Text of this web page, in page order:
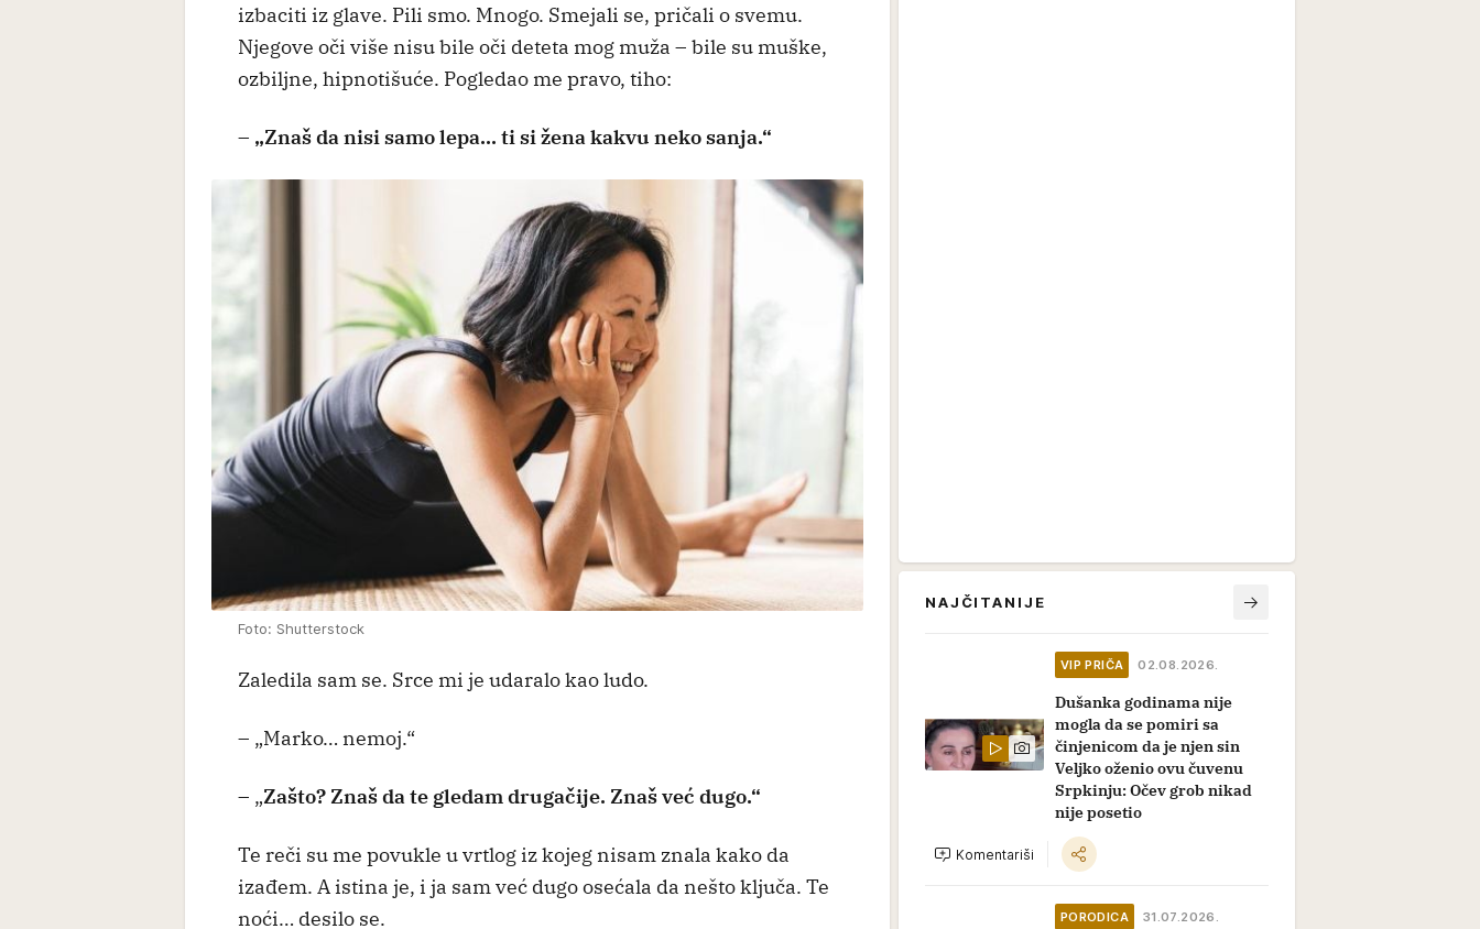
izbaciti iz glave. Pili smo. Mnogo. Smejali se, pričali o svemu.
Njegove oči više nisu bile oči deteta mog muža – bile su muške,
ozbiljne, hipnotišuće. Pogledao me pravo, tiho:
– „Znaš da nisi samo lepa... ti si žena kakvu neko sanja.“
Foto: Shutterstock
Zaledila sam se. Srce mi je udaralo kao ludo.
– „Marko… nemoj.“
– „Zašto? Znaš da te gledam drugačije. Znaš već dugo.“
Te reči su me povukle u vrtlog iz kojeg nisam znala kako da
izađem. A istina je, i ja sam već dugo osećala da nešto ključa. Te
noći… desilo se.
NAJČITANIJE
VIP PRIČA 02.08.2026.
Dušanka godinama nije
mogla da se pomiri sa
činjenicom da je njen sin
Veljko oženio ovu čuvenu
Srpkinju: Očev grob nikad
nije posetio
Komentariši
PORODICA 31.07.2026.